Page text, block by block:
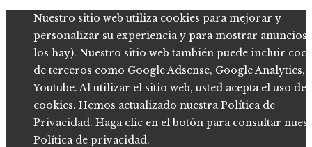
Nuestro sitio web utiliza cookies para mejorar y
personalizar su experiencia y para mostrar anuncios
los hay). Nuestro sitio web también puede incluir
de terceros como Google Adsense, Google Analytics,
Youtube. Al utilizar el sitio web, usted acepta el uso de
cookies. Hemos actualizado nuestra Política de
Privacidad. Haga clic en el botón para consultar
Política de privacidad.